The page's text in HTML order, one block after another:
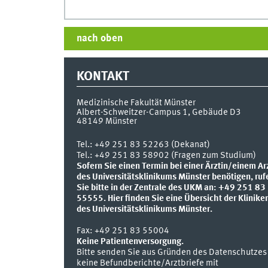
nach oben
KONTAKT
Medizinische Fakultät Münster
Albert-Schweitzer-Campus 1, Gebäude D3
48149 Münster
Tel.: +49 251 83 52263 (Dekanat)
Tel.: +49 251 83 58902 (Fragen zum Studium)
Sofern Sie einen Termin bei einer Ärztin/einem
des Universitätsklinikums Münster benötigen,
Sie bitte in der Zentrale des UKM an: +49 251 83
55555. Hier finden Sie eine Übersicht der
des Universitätsklinikums Münster.
Fax: +49 251 83 55004
Keine Patientenversorgung.
Bitte senden Sie aus Gründen des Datenschutzes
keine Befundberichte/Arztbriefe mit